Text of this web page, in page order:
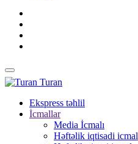
Turan
Ekspress təhlil
İcmallar
Media İcmalı
Həftəlik iqtisadi icmal